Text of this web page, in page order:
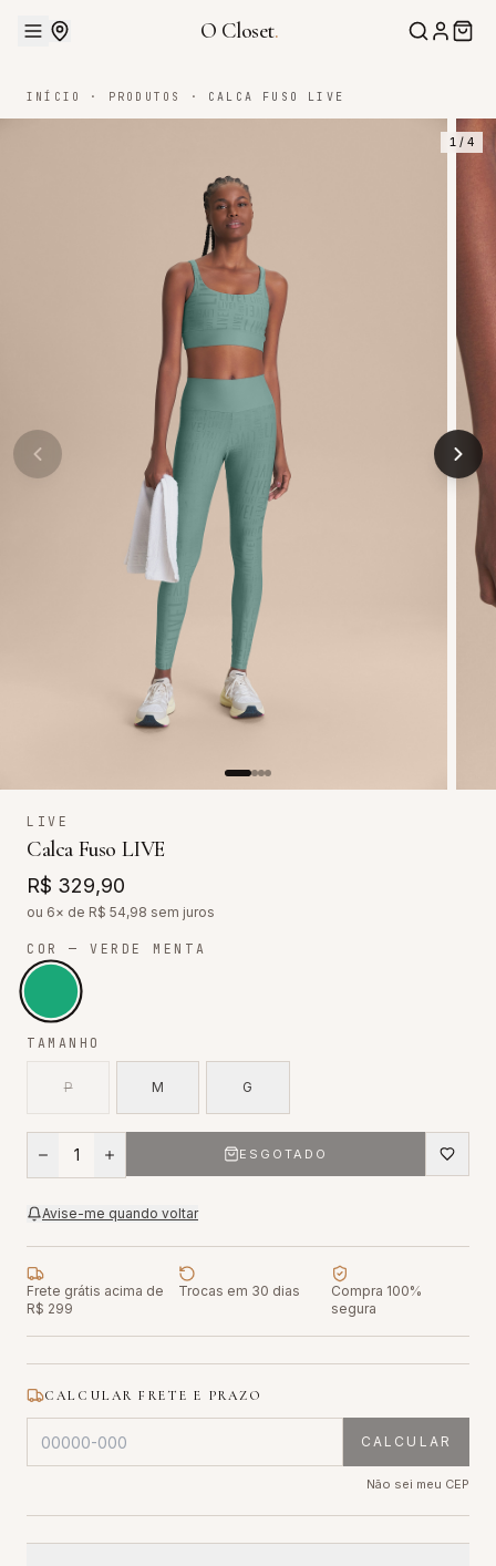
O Closet.
INÍCIO · PRODUTOS · CALCA FUSO LIVE
1 / 4
LIVE
Calca Fuso LIVE
R$ 329,90
ou 6× de R$ 54,98 sem juros
COR — VERDE MENTA
TAMANHO
P M G
1 ESGOTADO
Avise-me quando voltar
Frete grátis acima de
R$ 299
Trocas em 30 dias
Compra 100%
segura
CALCULAR FRETE E PRAZO
CALCULAR
Não sei meu CEP